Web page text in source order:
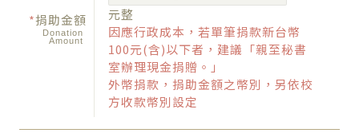
*捐助金額
Donation
Amount
元整
因應行政成本，若單筆捐款新台幣
100元(含)以下者，建議「親至秘書
室辦理現金捐贈。」
外幣捐款，捐助金額之幣別，另依校
方收款幣別設定